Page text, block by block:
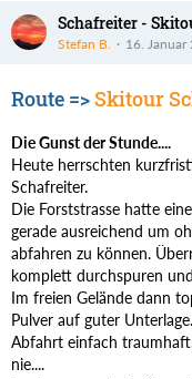
Schafreiter -
Stefan B. 16. Januar
Route => Skitour
Die Gunst der Stunde....
Heute herrschten
Schafreiter.
Die Forststrasse hatte
gerade ausreichend um
abfahren zu können.
komplett durchspuren
Im freien Gelände dann
Pulver auf guter Unterlage.
Abfahrt einfach
nie....